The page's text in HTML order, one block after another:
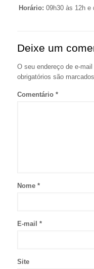
Horário: 09h30 às 12h e
Deixe um
O seu endereço de e-
obrigatórios são
Comentário *
Nome *
E-mail *
Site